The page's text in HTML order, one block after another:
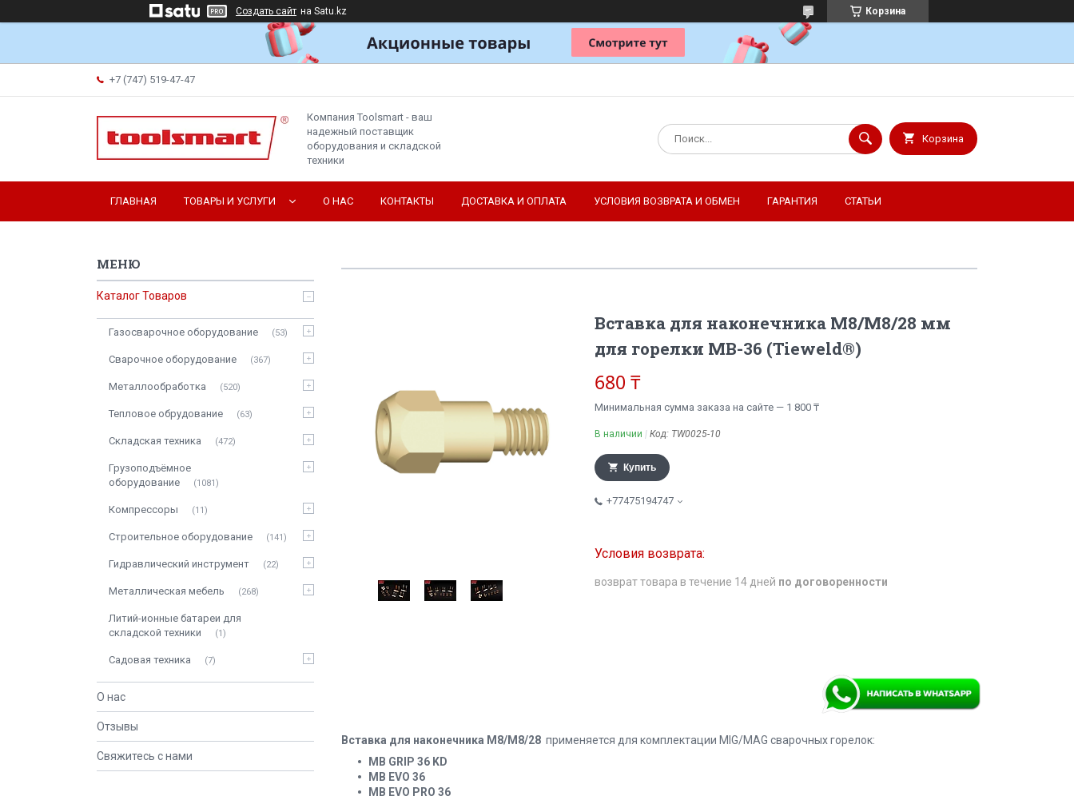
Создать сайт на Satu.kz Корзина
+7 (747) 519-47-47
Компания Toolsmart - ваш
надежный поставщик
оборудования и складской
техники
Корзина
ГЛАВНАЯ ТОВАРЫ И УСЛУГИ О НАС КОНТАКТЫ ДОСТАВКА И ОПЛАТА УСЛОВИЯ ВОЗВРАТА И ОБМЕН ГАРАНТИЯ СТАТЬИ
Вставка для наконечника М8/М8/28 мм
для горелки МВ-36 (Tieweld®)
680 ₸
Минимальная сумма заказа на сайте — 1 800 ₸
В наличии Код: TW0025-10
Купить
+77475194747
возврат товара в течение 14 дней по договоренности
Вставка для наконечника М8/М8/28 применяется для комплектации MIG/MAG сварочных горелок:
MB GRIP 36 KD
MB EVO 36
MB EVO PRO 36
Каталог Товаров
Газосварочное оборудование 53
Сварочное оборудование 367
Металлообработка 520
Тепловое обрудование 63
Складская техника 472
Грузоподъёмное
оборудование
1081
Компрессоры 11
Строительное оборудование 141
Гидравлический инструмент 22
Металлическая мебель 268
Литий-ионные батареи для
складской техники
1
Садовая техника 7
О нас
Отзывы
Свяжитесь с нами